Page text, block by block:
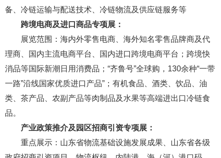
备、冷链运输与配送技术、冷链物流及供应链服务等
跨境电商及进口商品专项展：
展览范围：海内外零售电商、海外知名零售品牌商及代
理商、国内主流电商平台、国内进口跨境电商平台；跨境快
消品等国际新潮日用消费品；“齐鲁号”全球购，130余种“一带
一路”沿线国家优质进口产品”；有机食品、酒类、饮品、油
类、茶产品、农副产品等肉制品及水果等高端进出口冷链食
品。
产业政策推介及园区招商引资专项展：
重点展示：山东省物流基础设施发展成果、山东省各级